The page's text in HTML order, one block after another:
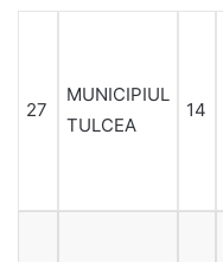
27
MUNICIPIUL
TULCEA
14